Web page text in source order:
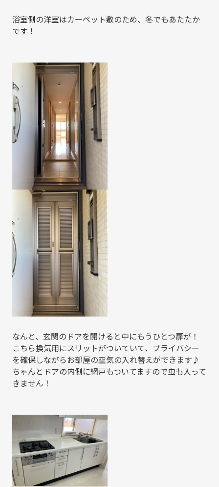
浴室側の洋室はカーペット敷のため、冬でもあたたか
です！
なんと、玄関のドアを開けると中にもうひとつ扉が！
こちら換気用にスリットがついていて、プライバシー
を確保しながらお部屋の空気の入れ替えができます♪
ちゃんとドアの内側に網戸もついてますので虫も入って
きません！